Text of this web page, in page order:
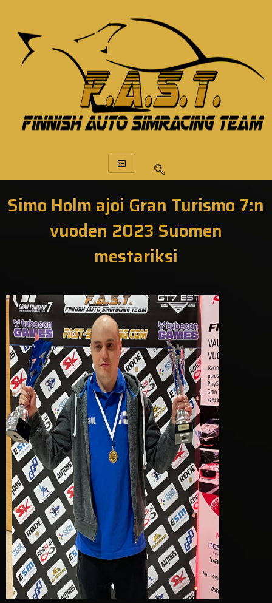
Simo Holm ajoi Gran Turismo 7:n
vuoden 2023 Suomen
mestariksi